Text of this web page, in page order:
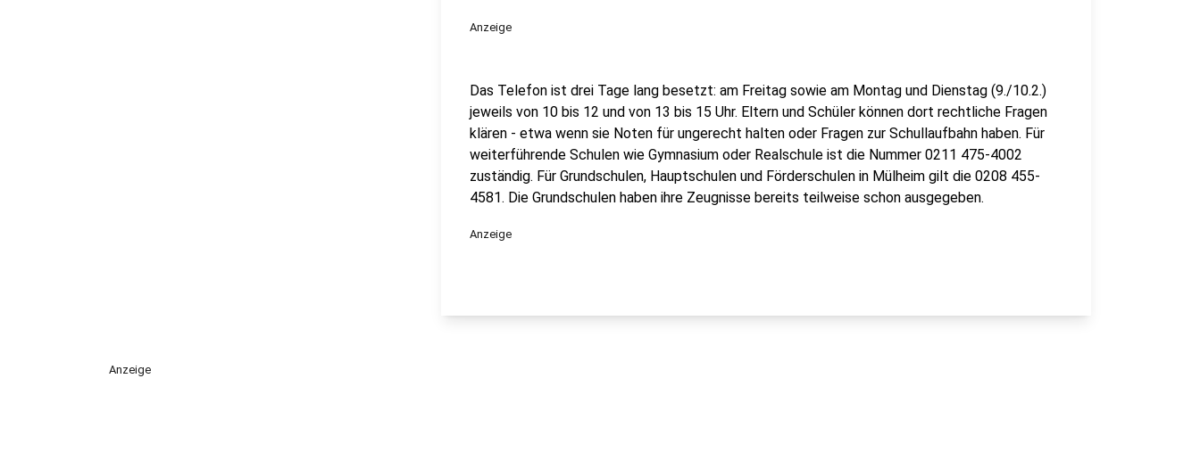
Anzeige
Das Telefon ist drei Tage lang besetzt: am Freitag sowie am Montag und Dienstag (9./10.2.)
jeweils von 10 bis 12 und von 13 bis 15 Uhr. Eltern und Schüler können dort rechtliche Fragen
klären - etwa wenn sie Noten für ungerecht halten oder Fragen zur Schullaufbahn haben. Für
weiterführende Schulen wie Gymnasium oder Realschule ist die Nummer 0211 475-4002
zuständig. Für Grundschulen, Hauptschulen und Förderschulen in Mülheim gilt die 0208 455-
4581. Die Grundschulen haben ihre Zeugnisse bereits teilweise schon ausgegeben.
Anzeige
Anzeige